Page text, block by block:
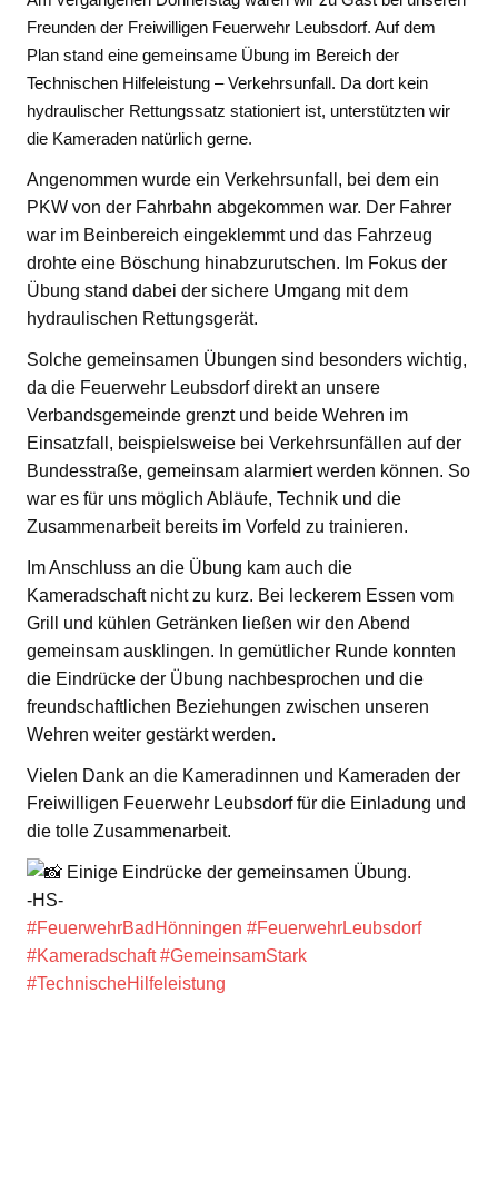
Freunden der Freiwilligen Feuerwehr Leubsdorf. Auf dem
Plan stand eine gemeinsame Übung im Bereich der
Technischen Hilfeleistung – Verkehrsunfall. Da dort kein
hydraulischer Rettungssatz stationiert ist, unterstützten wir
die Kameraden natürlich gerne.
Angenommen wurde ein Verkehrsunfall, bei dem ein
PKW von der Fahrbahn abgekommen war. Der Fahrer
war im Beinbereich eingeklemmt und das Fahrzeug
drohte eine Böschung hinabzurutschen. Im Fokus der
Übung stand dabei der sichere Umgang mit dem
hydraulischen Rettungsgerät.
Solche gemeinsamen Übungen sind besonders wichtig,
da die Feuerwehr Leubsdorf direkt an unsere
Verbandsgemeinde grenzt und beide Wehren im
Einsatzfall, beispielsweise bei Verkehrsunfällen auf der
Bundesstraße, gemeinsam alarmiert werden können. So
war es für uns möglich Abläufe, Technik und die
Zusammenarbeit bereits im Vorfeld zu trainieren.
Im Anschluss an die Übung kam auch die
Kameradschaft nicht zu kurz. Bei leckerem Essen vom
Grill und kühlen Getränken ließen wir den Abend
gemeinsam ausklingen. In gemütlicher Runde konnten
die Eindrücke der Übung nachbesprochen und die
freundschaftlichen Beziehungen zwischen unseren
Wehren weiter gestärkt werden.
Vielen Dank an die Kameradinnen und Kameraden der
Freiwilligen Feuerwehr Leubsdorf für die Einladung und
die tolle Zusammenarbeit.
Einige Eindrücke der gemeinsamen Übung.
-HS-
#FeuerwehrBadHönningen #FeuerwehrLeubsdorf
#Kameradschaft #GemeinsamStark
#TechnischeHilfeleistung